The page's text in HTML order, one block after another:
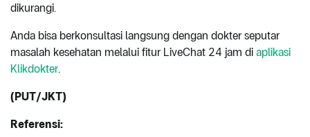
dikurangi.
Anda bisa berkonsultasi langsung dengan dokter seputar
masalah kesehatan melalui fitur LiveChat 24 jam di aplikasi
Klikdokter.
(PUT/JKT)
Referensi: